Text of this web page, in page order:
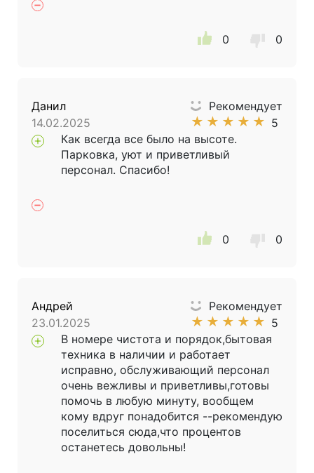
0 0
Данил
14.02.2025
Рекомендует
★ ★ ★ ★ ★ 5
Как всегда все было на высоте.
Парковка, уют и приветливый
персонал. Спасибо!
0 0
Андрей
23.01.2025
Рекомендует
★ ★ ★ ★ ★ 5
В номере чистота и порядок,бытовая
техника в наличии и работает
исправно, обслуживающий персонал
очень вежливы и приветливы,готовы
помочь в любую минуту, вообщем
кому вдруг понадобится --рекомендую
поселиться сюда,что процентов
останетесь довольны!